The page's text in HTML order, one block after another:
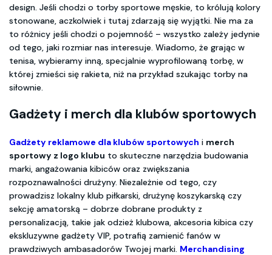
design. Jeśli chodzi o torby sportowe męskie, to królują kolory
stonowane, aczkolwiek i tutaj zdarzają się wyjątki. Nie ma za
to różnicy jeśli chodzi o pojemność – wszystko zależy jedynie
od tego, jaki rozmiar nas interesuje. Wiadomo, że grając w
tenisa, wybieramy inną, specjalnie wyprofilowaną torbę, w
której zmieści się rakieta, niż na przykład szukając torby na
siłownie.
Gadżety i merch dla klubów sportowych
Gadżety reklamowe dla klubów sportowych i merch
sportowy z logo klubu to skuteczne narzędzia budowania
marki, angażowania kibiców oraz zwiększania
rozpoznawalności drużyny. Niezależnie od tego, czy
prowadzisz lokalny klub piłkarski, drużynę koszykarską czy
sekcję amatorską – dobrze dobrane produkty z
personalizacją, takie jak odzież klubowa, akcesoria kibica czy
ekskluzywne gadżety VIP, potrafią zamienić fanów w
prawdziwych ambasadorów Twojej marki. Merchandising